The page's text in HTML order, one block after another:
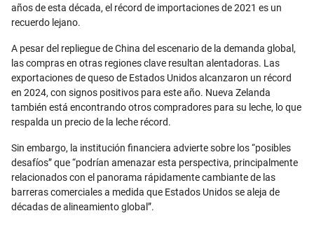
años de esta década, el récord de importaciones de 2021 es un
recuerdo lejano.
A pesar del repliegue de China del escenario de la demanda global,
las compras en otras regiones clave resultan alentadoras. Las
exportaciones de queso de Estados Unidos alcanzaron un récord
en 2024, con signos positivos para este año. Nueva Zelanda
también está encontrando otros compradores para su leche, lo que
respalda un precio de la leche récord.
Sin embargo, la institución financiera advierte sobre los “posibles
desafíos” que “podrían amenazar esta perspectiva, principalmente
relacionados con el panorama rápidamente cambiante de las
barreras comerciales a medida que Estados Unidos se aleja de
décadas de alineamiento global”.